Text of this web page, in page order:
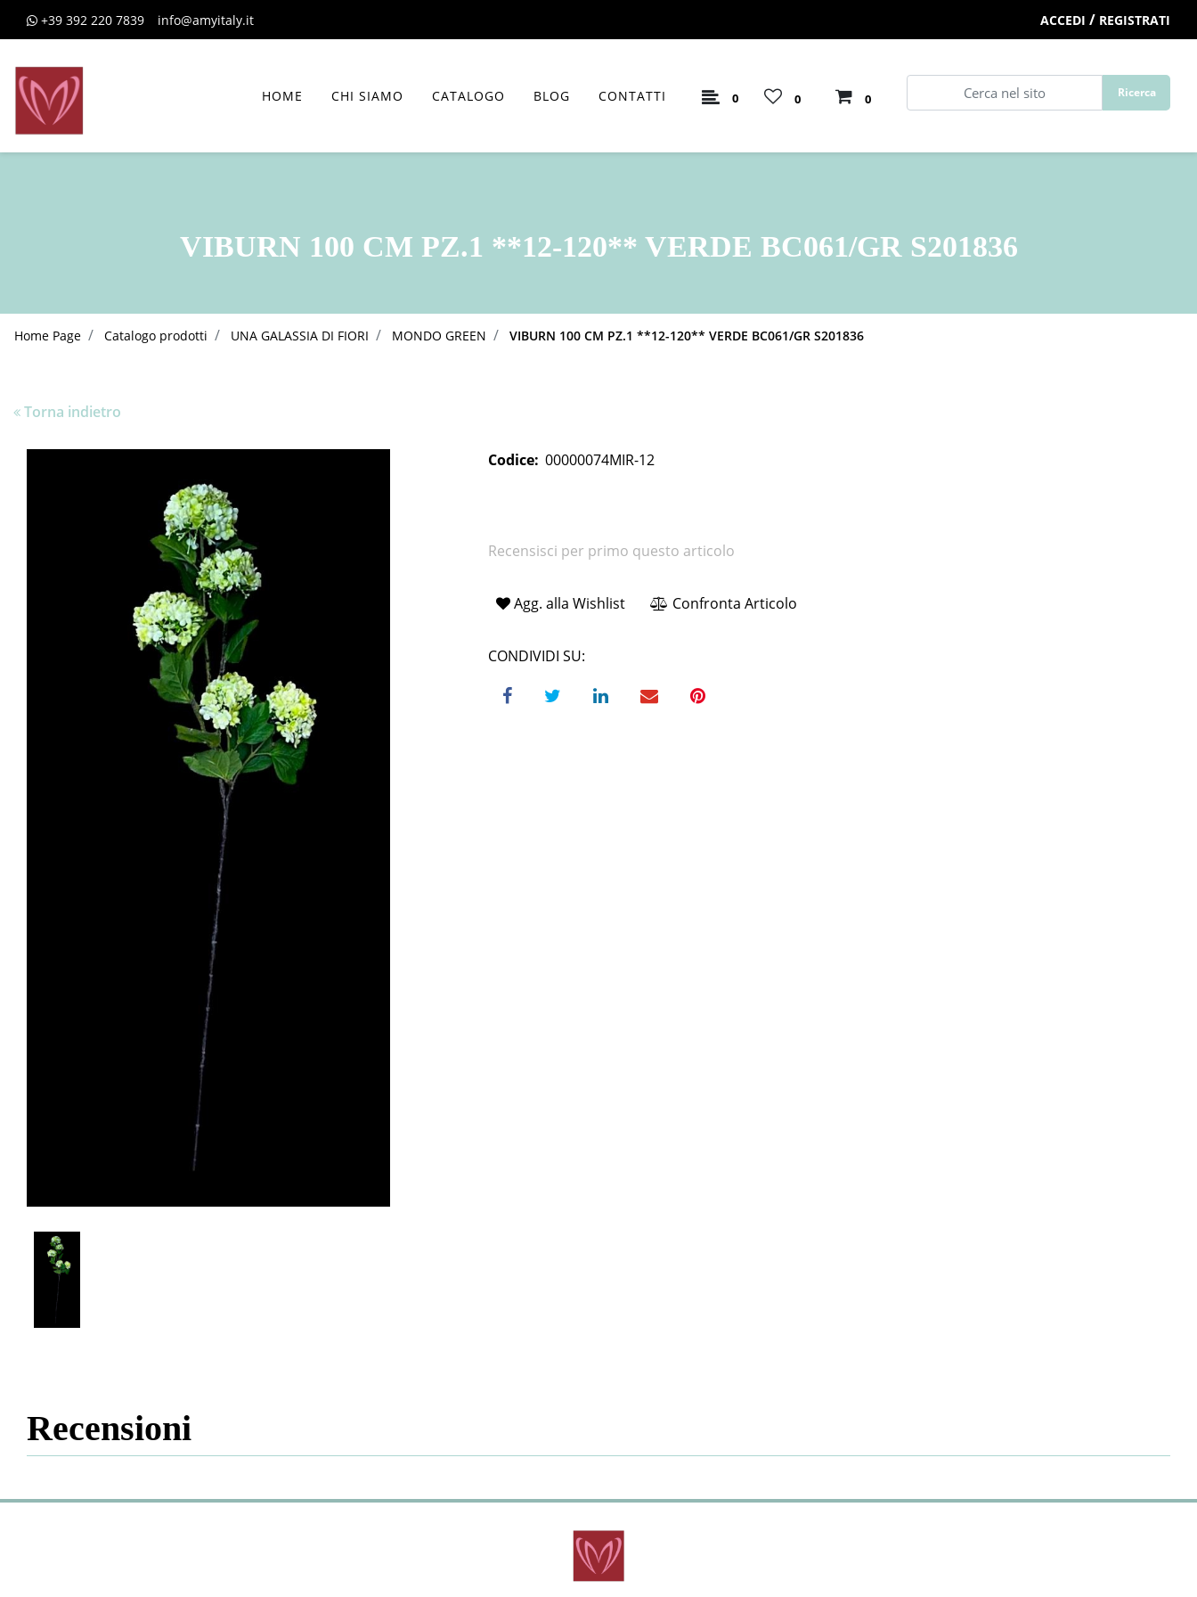
+39 392 220 7839 info@amyitaly.it ACCEDI / REGISTRATI
HOME CHI SIAMO CATALOGO BLOG CONTATTI 0 0 0
VIBURN 100 CM PZ.1 **12-120** VERDE BC061/GR S201836
Home Page Catalogo prodotti UNA GALASSIA DI FIORI MONDO GREEN VIBURN 100 CM PZ.1 **12-120** VERDE BC061/GR S201836
Torna indietro
Codice: 00000074MIR-12
Recensisci per primo questo articolo
Agg. alla Wishlist Confronta Articolo
CONDIVIDI SU:
Recensioni